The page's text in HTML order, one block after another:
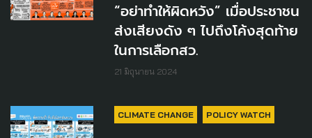
“อย่าทำให้ผิดหวัง” เมื่อประชาชน
ส่งเสียงดัง ๆ ไปถึงโค้งสุดท้าย
ในการเลือกสว.
21 มิถุนายน 2024
CLIMATE CHANGE POLICY WATCH